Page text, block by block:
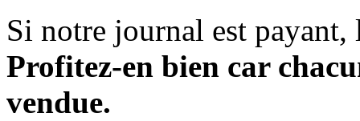
Si notre journal est payant,
Profitez-en bien car
vendue.